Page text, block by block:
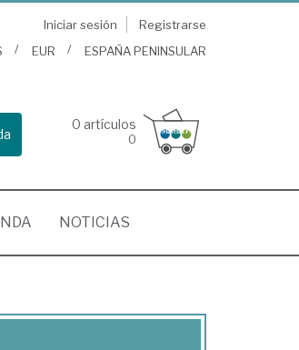
Iniciar sesión
Registrarse
EUR ESPAÑA PENINSULAR
0 artículos
0
NOTICIAS